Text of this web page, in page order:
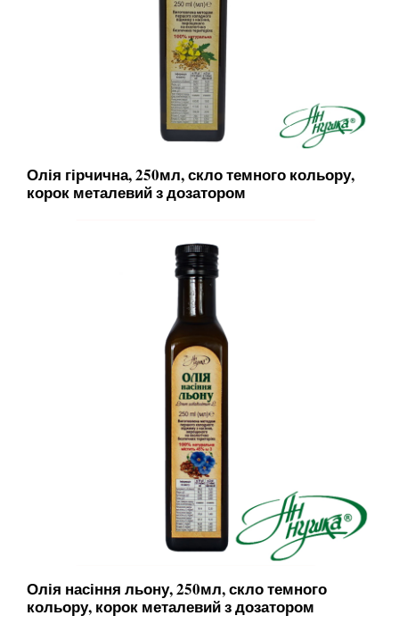
Олія гірчична, 250мл, скло темного кольору,
корок металевий з дозатором
Олія насіння льону, 250мл, скло темного
кольору, корок металевий з дозатором